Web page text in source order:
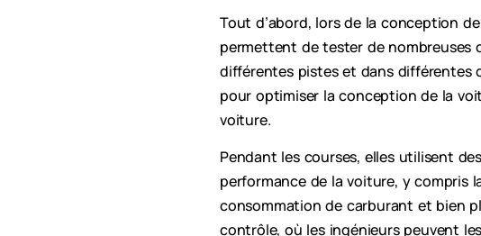
Tout d’abord, lors de la conception
permettent de tester de
différentes pistes et dans différentes
pour optimiser la conception de la
voiture.
Pendant les courses, elles utilisent des
performance de la voiture, y compris
consommation de carburant et bien
contrôle, où les ingénieurs peuvent